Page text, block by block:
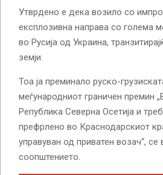
Утврдено е дека возило со
експлозивна направа со голема
во Русија од Украина,
земји.
Тоа ја преминало руско-
меѓународниот граничен премин
Република Северна Осетија и
префрлено во Краснодарскиот
управуван од приватен возач“, се
соопштението.